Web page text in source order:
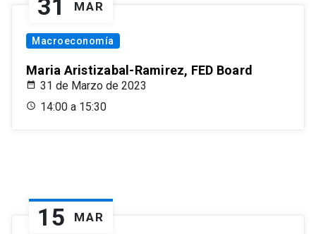
31 MAR
Macroeconomía
Maria Aristizabal-Ramirez, FED Board
31 de Marzo de 2023
14:00 a 15:30
15 MAR